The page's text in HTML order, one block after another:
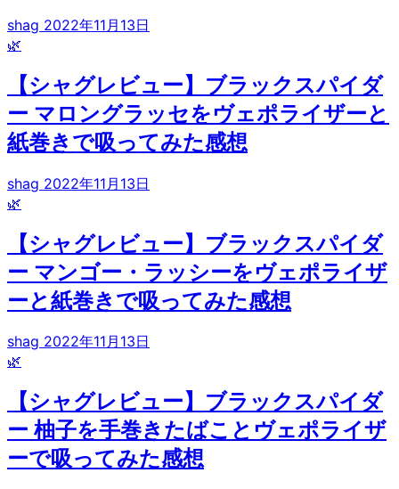
shag 2022年11月13日
🌿
【シャグレビュー】ブラックスパイダ
ー マロングラッセをヴェポライザーと
紙巻きで吸ってみた感想
shag 2022年11月13日
🌿
【シャグレビュー】ブラックスパイダ
ー マンゴー・ラッシーをヴェポライザ
ーと紙巻きで吸ってみた感想
shag 2022年11月13日
🌿
【シャグレビュー】ブラックスパイダ
ー 柚子を手巻きたばことヴェポライザ
ーで吸ってみた感想